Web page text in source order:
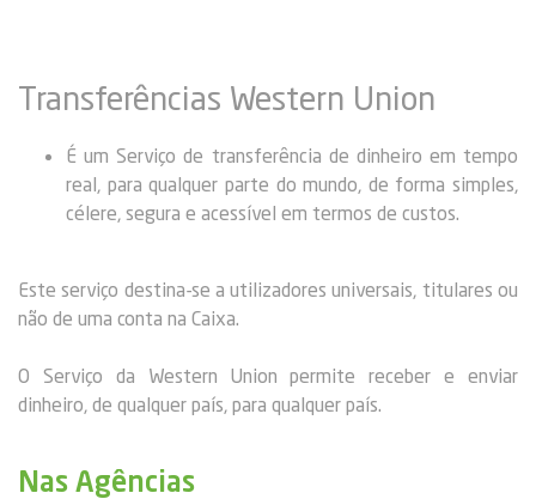
Transferências Western Union
É um Serviço de transferência de dinheiro em tempo
real, para qualquer parte do mundo, de forma simples,
célere, segura e acessível em termos de custos.
Este serviço destina-se a utilizadores universais, titulares ou
não de uma conta na Caixa.
O Serviço da Western Union permite receber e enviar
dinheiro, de qualquer país, para qualquer país.
Nas Agências